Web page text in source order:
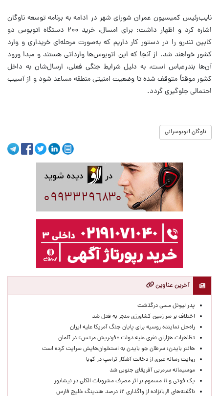
نایب‌رئیس کمیسیون عمران شورای شهر در ادامه به برنامه توسعه ناوگان
اشاره کرد و اظهار داشت: برای امسال، خرید ۲۰۰ دستگاه اتوبوس دو
کابین تندرو را در دستور کار داریم که به‌صورت مرحله‌ای خریداری و وارد
کشور خواهند شد. از آنجا که این اتوبوس‌ها وارداتی هستند و مبدا ورود
آن‌ها بندرعباس است، به دلیل شرایط جنگی فعلی، ارسال‌شان به داخل
کشور موقتاً متوقف شده تا وضعیت امنیتی منطقه مساعد شود و از آسیب
احتمالی جلوگیری گردد.
ناوگان اتوبوسرانی
آخرین عناوین
پدر لیونل مسی درگذشت
اختلاف بر سر زمین کشاورزی منجر به قتل شد
راه‌حل نماینده روسیه برای پایان جنگ آمریکا علیه ایران
تظاهرات هزاران نفری علیه دولت «فردریش مرتس» در آلمان
هانتر بایدن: سرطان جو بایدن به استخوان‌هایش سرایت کرده است
روایت رسانه عبری از دخالت آشکار ترامپ در کوبا
موسیمانه سرمربی آفریقای جنوبی شد
یک فوتی و ۱۱ مسموم بر اثر مصرف مشروبات الکلی در نیشابور
ناگفته‌های قربانزاده از واگذاری ۱۲ درصد هلدینگ خلیج فارس